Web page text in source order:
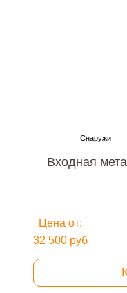
Входная
Цена от:
32 500 руб